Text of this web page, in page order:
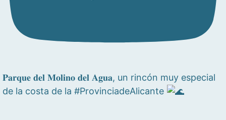
𝐏𝐚𝐫𝐪𝐮𝐞 𝐝𝐞𝐥 𝐌𝐨𝐥𝐢𝐧𝐨 𝐝𝐞𝐥 𝐀𝐠𝐮𝐚, un rincón muy especial
de la costa de la #ProvinciadeAlicante